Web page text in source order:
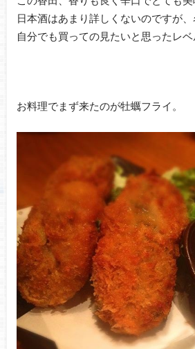
日本酒はあまり詳しくないのですが
自分でも買っての見たいと思ったレベ
お料理でまず来たのが牡蠣フライ。